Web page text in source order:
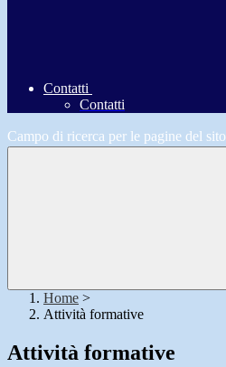
Contatti
Contatti
Campo di ricerca per le pagine del sito
Home >
Attività formative
Attività formative